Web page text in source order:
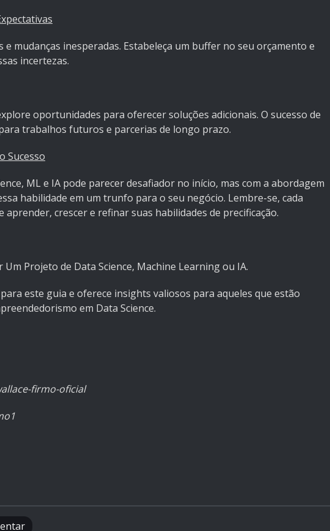
mudanças inesperadas. Estabeleça um buffer no seu orçamento e
incertezas.
oportunidades para oferecer soluções adicionais. O sucesso de
trabalhos futuros e parcerias de longo prazo.
Sucesso
ML e IA pode parecer desafiador no início, mas com a abordagem
habilidade em um trunfo para o seu negócio. Lembre-se, cada
crescer e refinar suas habilidades de precificação.
Um Projeto de Data Science, Machine Learning ou IA.
este guia e oferece insights valiosos para aqueles que estão
em Data Science.
firmo-oficial